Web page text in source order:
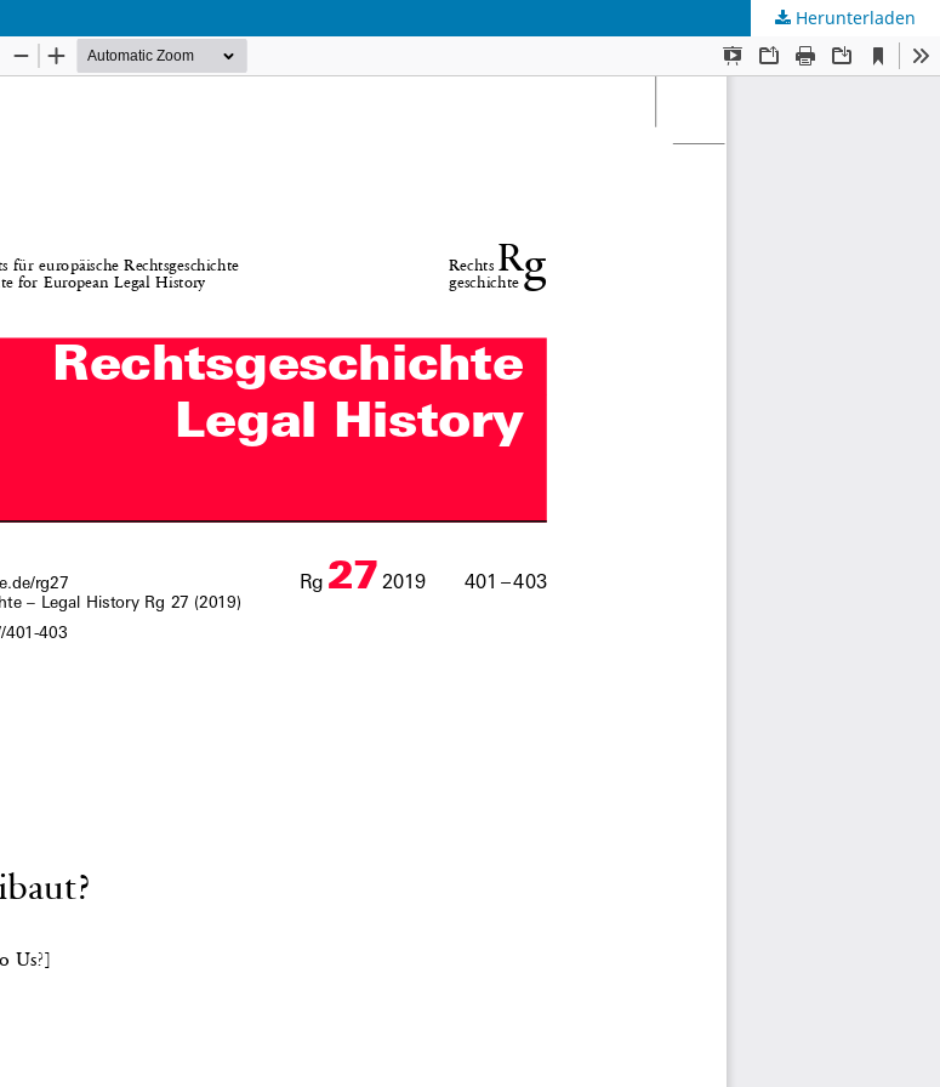
Herunterladen